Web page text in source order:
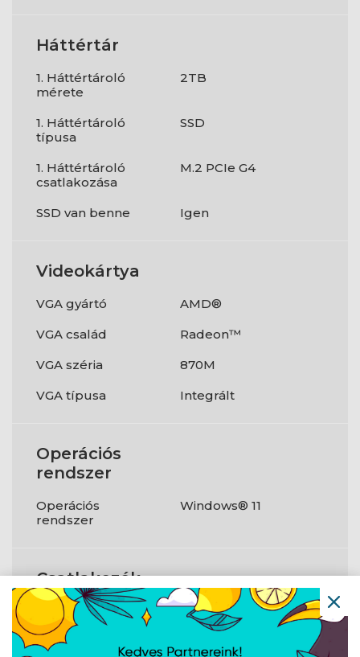
Háttértár
1. Háttértároló
mérete
2TB
1. Háttértároló
típusa
SSD
1. Háttértároló
csatlakozása
M.2 PCIe G4
SSD van benne Igen
Videokártya
VGA gyártó
AMD®
VGA család
Radeon™
VGA széria
870M
VGA típusa
Integrált
Operációs
rendszer
Operációs
rendszer
Windows® 11
Csatlakozók
USB3.0
1 db
USB3.1